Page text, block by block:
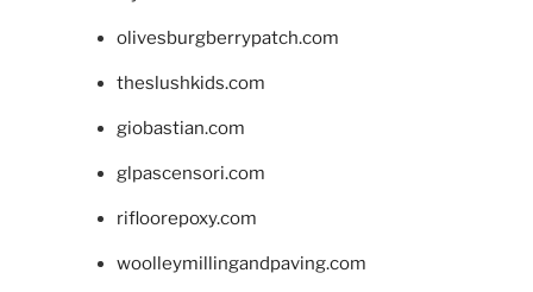
olivesburgberrypatch.com
theslushkids.com
giobastian.com
glpascensori.com
rifloorepoxy.com
woolleymillingandpaving.com